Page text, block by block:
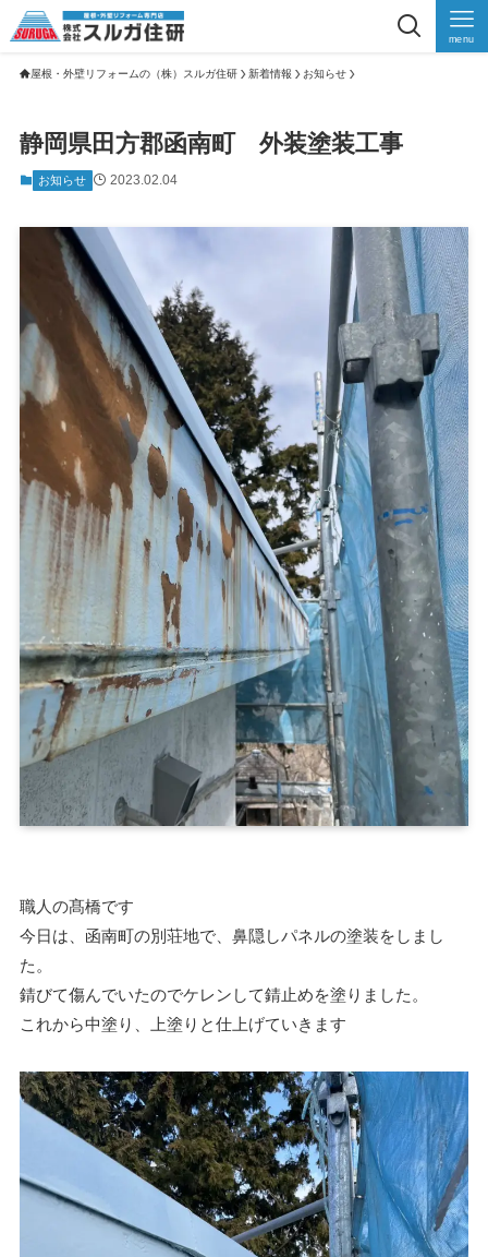
menu
屋根・外壁リフォームの（株）スルガ住研 新着情報 お知らせ
静岡県田方郡函南町 外装塗装工事
お知らせ 2023.02.04
職人の髙橋です
今日は、函南町の別荘地で、鼻隠しパネルの塗装をしまし
た。
錆びて傷んでいたのでケレンして錆止めを塗りました。
これから中塗り、上塗りと仕上げていきます